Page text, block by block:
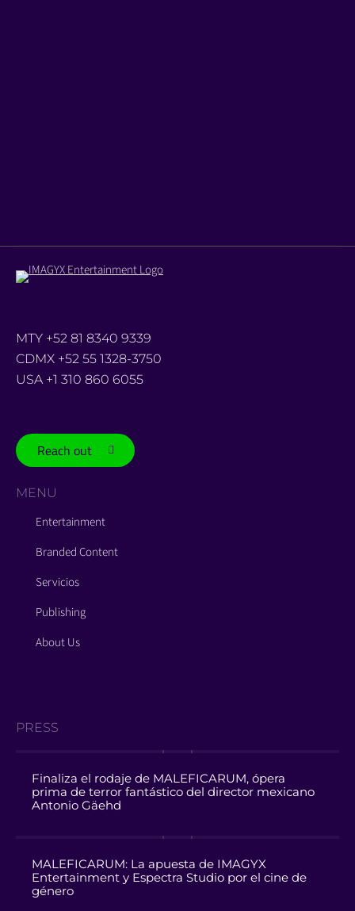
MTY +52 81 8340 9339
CDMX +52 55 1328-3750
USA +1 310 860 6055
Reach out
MENU
Entertainment
Branded Content
Servicios
Publishing
About Us
PRESS
Finaliza el rodaje de MALEFICARUM, ópera
prima de terror fantástico del director mexicano
Antonio Gäehd
MALEFICARUM: La apuesta de IMAGYX
Entertainment y Espectra Studio por el cine de
género